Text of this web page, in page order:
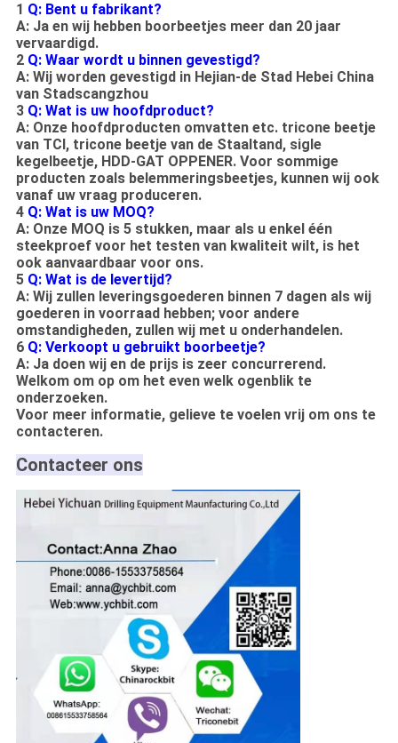
1 Q: Bent u fabrikant?
A: Ja en wij hebben boorbeetjes meer dan 20 jaar
vervaardigd.
2 Q: Waar wordt u binnen gevestigd?
A: Wij worden gevestigd in Hejian-de Stad Hebei China
van Stadscangzhou
3 Q: Wat is uw hoofdproduct?
A: Onze hoofdproducten omvatten etc. tricone beetje
van TCI, tricone beetje van de Staaltand, sigle
kegelbeetje, HDD-GAT OPPENER. Voor sommige
producten zoals belemmeringsbeetjes, kunnen wij ook
vanaf uw vraag produceren.
4 Q: Wat is uw MOQ?
A: Onze MOQ is 5 stukken, maar als u enkel één
steekproef voor het testen van kwaliteit wilt, is het
ook aanvaardbaar voor ons.
5 Q: Wat is de levertijd?
A: Wij zullen leveringsgoederen binnen 7 dagen als wij
goederen in voorraad hebben; voor andere
omstandigheden, zullen wij met u onderhandelen.
6 Q: Verkoopt u gebruikt boorbeetje?
A: Ja doen wij en de prijs is zeer concurrerend.
Welkom om op om het even welk ogenblik te
onderzoeken.
Voor meer informatie, gelieve te voelen vrij om ons te
contacteren.
Contacteer ons